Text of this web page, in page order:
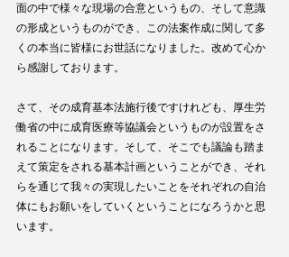
面の中で様々な現場の合意というもの、そして意識
の形成というものができ、この法案作成に関して多
くの本当に皆様にお世話になりました。改めて心か
ら感謝しております。
さて、その成育基本法施行後ですけれども、厚生労
働省の中に成育医療等協議会というものが設置をさ
れることになります。そして、そこでも議論も踏ま
えて策定をされる基本計画ということができ、それ
らを通じて我々の実現したいことをそれぞれの自治
体にもお願いをしていくということになろうかと思
います。